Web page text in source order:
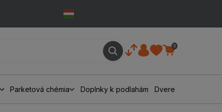
0
Parketová chémia Doplnky k podlahám Dvere